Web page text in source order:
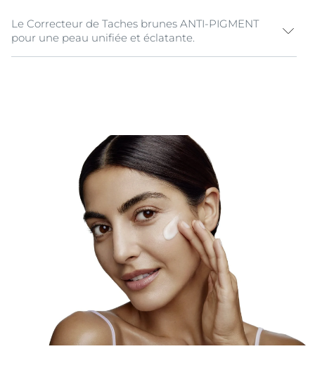
Le Correcteur de Taches brunes ANTI-PIGMENT
pour une peau unifiée et éclatante.
de mélanine et déclencher une hyperpigmentation.
L'hyperpigmentation apparaît sous forme de taches
foncées et detaches de vieillesse
(également appelées
taches de soleil) qui donnent à la peau une apparence
inhomogène.
Le Correcteur de Taches ANTI-PIGMENT d'EUCERIN
gel non gras avec un applicateur qui facilite
l'application précise aux petites zones
d'hyperpigmentation. Il contient duThiamidol
ingrédient efficace et breveté qui
agit à la base de
l'hyperpigmentationen réduisant la production de
mélanine. Appliqué directement sur les taches brunes
il a été prouvé par des études cliniques et
dermatologiques qu'il réduisait et empêchait leur
réapparition. Les premiers résultats sont visibles